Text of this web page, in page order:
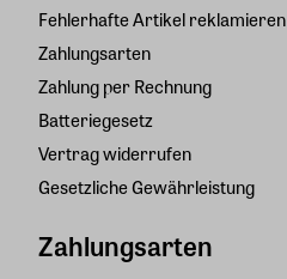
Fehlerhafte Artikel reklamieren
Zahlungsarten
Zahlung per Rechnung
Batteriegesetz
Vertrag widerrufen
Gesetzliche Gewährleistung
Zahlungsarten